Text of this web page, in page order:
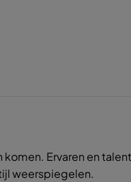
Ervaren en
weerspiegelen.